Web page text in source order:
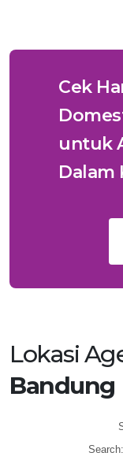
Cek
untuk
Dalam
Lokasi
Bandung
Search: